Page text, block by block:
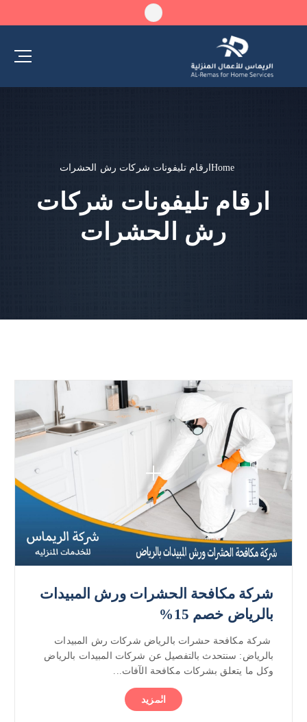
Homeارقام تليفونات شركات رش الحشرات
ارقام تليفونات شركات
رش الحشرات
شركة مكافحة الحشرات ورش المبيدات
بالرياض خصم 15%
شركة مكافحة حشرات بالرياض شركات رش المبيدات
بالرياض: سنتحدث بالتفصيل عن شركات المبيدات بالرياض
وكل ما يتعلق بشركات مكافحة الآفات...
المزيد